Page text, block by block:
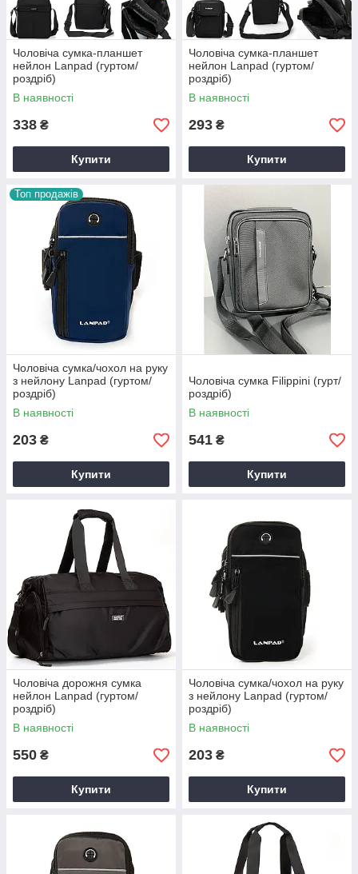
Чоловіча сумка-планшет
нейлон Lanpad (гуртом/
роздріб)
В наявності
338 ₴
Купити
Чоловіча сумка-планшет
нейлон Lanpad (гуртом/
роздріб)
В наявності
293 ₴
Купити
Топ продажів
Чоловіча сумка/чохол на руку
з нейлону Lanpad (гуртом/
роздріб)
В наявності
203 ₴
Купити
Чоловіча сумка Filippini (гурт/
роздріб)
В наявності
541 ₴
Купити
Чоловіча дорожня сумка
нейлон Lanpad (гуртом/
роздріб)
В наявності
550 ₴
Купити
Чоловіча сумка/чохол на руку
з нейлону Lanpad (гуртом/
роздріб)
В наявності
203 ₴
Купити